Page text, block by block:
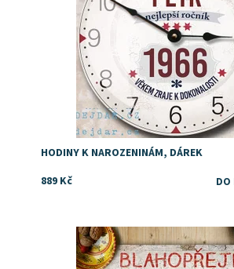
HODINY K NAROZENINÁM, DÁREK
889 Kč
Dostupnost: Skladem